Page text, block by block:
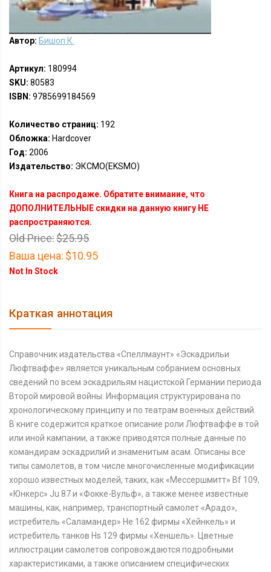
Автор: Бишоп К.
Артикул: 180994
SKU: 80583
ISBN: 9785699184569
Количество страниц: 192
Обложка: Hardcover
Год: 2006
Издательство: ЭКСМО(EKSMO)
Книга на распродаже. Обратите внимание, что
ДОПОЛНИТЕЛЬНЫЕ скидки на данную книгу НЕ
распространяются.
Old Price:$25.95
Ваша цена: $10.95
Not In Stock
Краткая аннотация
Справочник издательства «Спеллмаунт» «Эскадрильи
Люфтваффе» является уникальным собранием основных
сведений по всем эскадрильям нацистской Германии периода
Второй мировой войны. Информация структурирована по
хронологическому принципу и по театрам военных действий.
В книге содержится краткое описание роли Люфтваффе в той
или иной кампании, а также приводятся полные данные по
командирам эскадрилий и знаменитым асам. Описаны все
типы самолетов, в том числе многочисленные модификации
хорошо известных моделей, таких, как «Мессершмитт» Bf 109,
«Юнкерс» Ju 87 и «Фокке-Вульф», а также менее известные
машины, как, например, транспортный самолет «Арадо»,
истребитель «Саламандер» He 162 фирмы «Хейнкель» и
истребитель танков Hs 129 фирмы «Хеншель». Цветные
иллюстрации самолетов сопровождаются подробными
характеристиками, а также описанием специфических